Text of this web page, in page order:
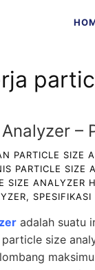
–
PARTICLE SIZE
PARTICLE SIZE
SIZE ANALYZER
,
adalah suatu
size